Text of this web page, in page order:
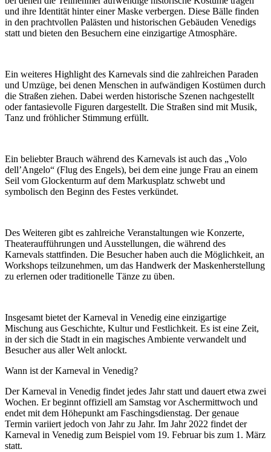
und ihre Identität hinter einer Maske verbergen. Diese Bälle finden
in den prachtvollen Palästen und historischen Gebäuden Venedigs
statt und bieten den Besuchern eine einzigartige Atmosphäre.
Ein weiteres Highlight des Karnevals sind die zahlreichen Paraden
und Umzüge, bei denen Menschen in aufwändigen Kostümen durch
die Straßen ziehen. Dabei werden historische Szenen nachgestellt
oder fantasievolle Figuren dargestellt. Die Straßen sind mit Musik,
Tanz und fröhlicher Stimmung erfüllt.
Ein beliebter Brauch während des Karnevals ist auch das „Volo
dell’Angelo“ (Flug des Engels), bei dem eine junge Frau an einem
Seil vom Glockenturm auf dem Markusplatz schwebt und
symbolisch den Beginn des Festes verkündet.
Des Weiteren gibt es zahlreiche Veranstaltungen wie Konzerte,
Theateraufführungen und Ausstellungen, die während des
Karnevals stattfinden. Die Besucher haben auch die Möglichkeit, an
Workshops teilzunehmen, um das Handwerk der Maskenherstellung
zu erlernen oder traditionelle Tänze zu üben.
Insgesamt bietet der Karneval in Venedig eine einzigartige
Mischung aus Geschichte, Kultur und Festlichkeit. Es ist eine Zeit,
in der sich die Stadt in ein magisches Ambiente verwandelt und
Besucher aus aller Welt anlockt.
Wann ist der Karneval in Venedig?
Der Karneval in Venedig findet jedes Jahr statt und dauert etwa zwei
Wochen. Er beginnt offiziell am Samstag vor Aschermittwoch und
endet mit dem Höhepunkt am Faschingsdienstag. Der genaue
Termin variiert jedoch von Jahr zu Jahr. Im Jahr 2022 findet der
Karneval in Venedig zum Beispiel vom 19. Februar bis zum 1. März
statt.